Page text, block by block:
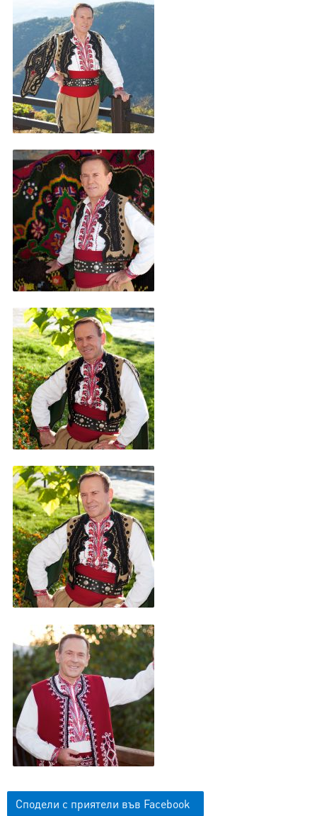
Сподели с приятели във Facebook